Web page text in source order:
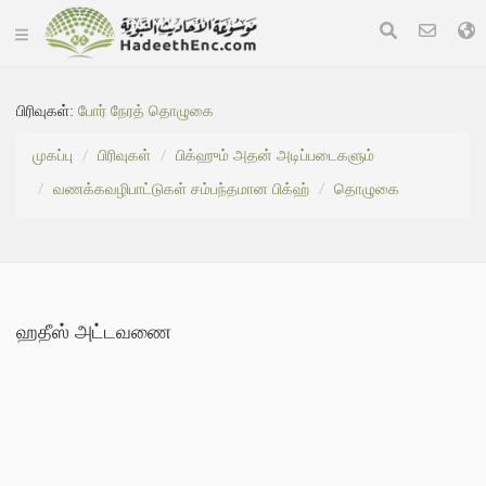
பிரிவுகள்:போர் நேரத் தொழுகை
முகப்பு
பிரிவுகள்
பிக்ஹும் அதன் அடிப்படைகளும்
வணக்கவழிபாட்டுகள் சம்பந்தமான பிக்ஹ்
தொழுகை
ஹதீஸ் அட்டவணை